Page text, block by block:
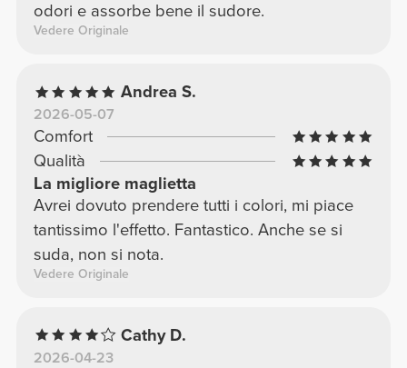
odori e assorbe bene il sudore.
Vedere Originale
Andrea S.
2026-05-07
Comfort
Qualità
La migliore maglietta
Avrei dovuto prendere tutti i colori, mi piace
tantissimo l'effetto. Fantastico. Anche se si
suda, non si nota.
Vedere Originale
Cathy D.
2026-04-23